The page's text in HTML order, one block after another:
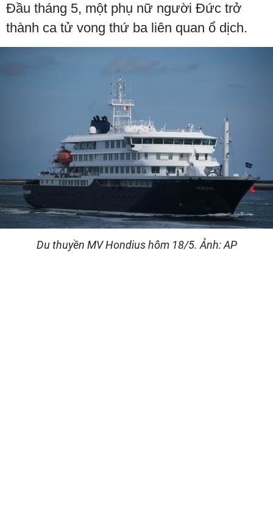
Đầu tháng 5, một phụ nữ người Đức trở
thành ca tử vong thứ ba liên quan ổ dịch.
Du thuyền MV Hondius hôm 18/5. Ảnh: AP